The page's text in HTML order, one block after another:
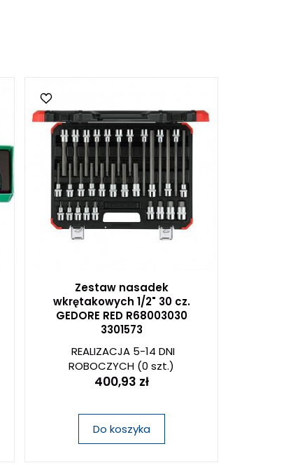
Zestaw nasadek
wkrętakowych 1/2" 30 cz.
GEDORE RED R68003030
3301573
REALIZACJA 5-14 DNI
ROBOCZYCH (0 szt.)
400,93 zł
Do koszyka